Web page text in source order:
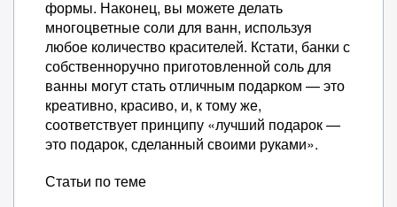
формы. Наконец, вы можете делать
многоцветные соли для ванн, используя
любое количество красителей. Кстати, банки с
собственноручно приготовленной соль для
ванны могут стать отличным подарком — это
креативно, красиво, и, к тому же,
соответствует принципу «лучший подарок —
это подарок, сделанный своими руками».
Статьи по теме